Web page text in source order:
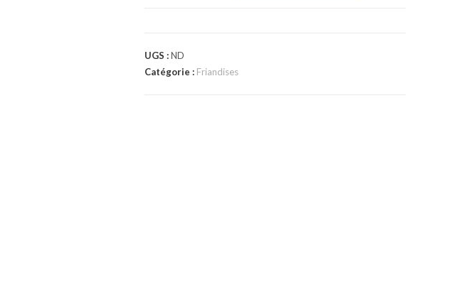
Naturel
UGS :ND
Catégorie : Friandises